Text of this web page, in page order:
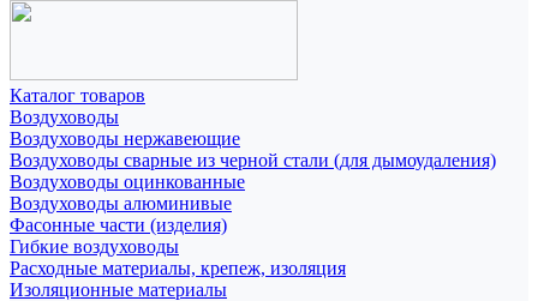
Каталог товаров
Воздуховоды
Воздуховоды нержавеющие
Воздуховоды сварные из черной стали (для дымоудаления)
Воздуховоды оцинкованные
Воздуховоды алюминивые
Фасонные части (изделия)
Гибкие воздуховоды
Расходные материалы, крепеж, изоляция
Изоляционные материалы